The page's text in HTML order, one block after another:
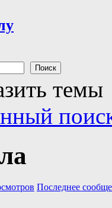
темы
Последнее